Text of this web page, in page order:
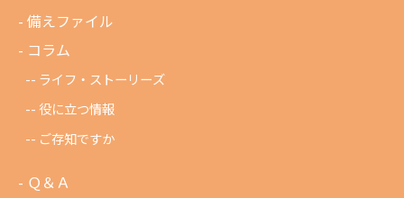
備えファイル
コラム
ライフ・ストーリーズ
役に立つ情報
ご存知ですか
Ｑ＆Ａ